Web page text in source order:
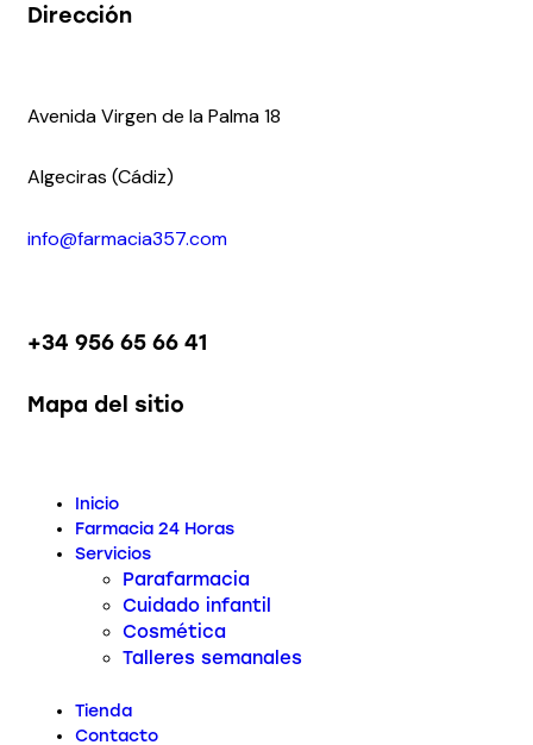
Dirección
Avenida Virgen de la Palma 18
Algeciras (Cádiz)
info@farmacia357.com
+34 956 65 66 41
Mapa del sitio
Inicio
Farmacia 24 Horas
Servicios
Parafarmacia
Cuidado infantil
Cosmética
Talleres semanales
Tienda
Contacto